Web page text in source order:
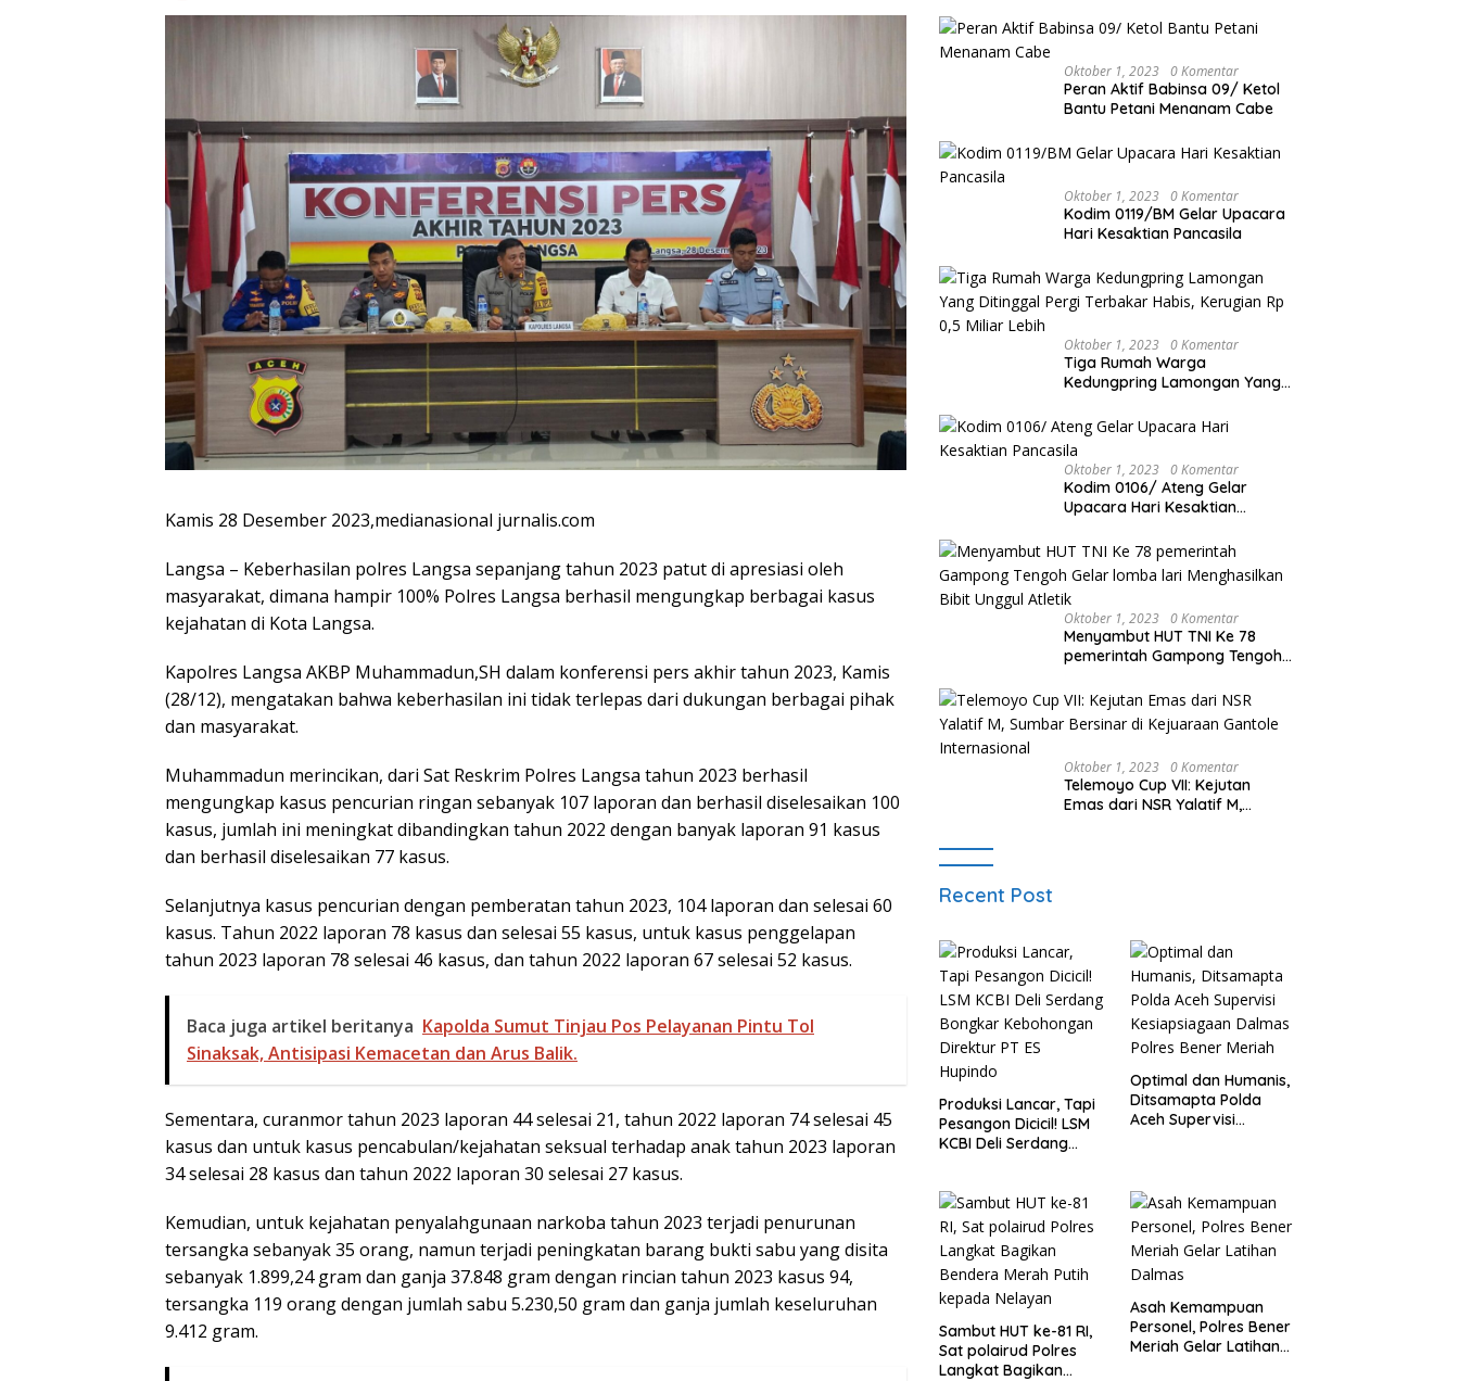
Kamis 28 Desember 2023,medianasional jurnalis.com
Langsa – Keberhasilan polres Langsa sepanjang tahun 2023 patut di apresiasi oleh
masyarakat, dimana hampir 100% Polres Langsa berhasil mengungkap berbagai kasus
kejahatan di Kota Langsa.
Kapolres Langsa AKBP Muhammadun,SH dalam konferensi pers akhir tahun 2023, Kamis
(28/12), mengatakan bahwa keberhasilan ini tidak terlepas dari dukungan berbagai pihak
dan masyarakat.
Muhammadun merincikan, dari Sat Reskrim Polres Langsa tahun 2023 berhasil
mengungkap kasus pencurian ringan sebanyak 107 laporan dan berhasil diselesaikan 100
kasus, jumlah ini meningkat dibandingkan tahun 2022 dengan banyak laporan 91 kasus
dan berhasil diselesaikan 77 kasus.
Selanjutnya kasus pencurian dengan pemberatan tahun 2023, 104 laporan dan selesai 60
kasus. Tahun 2022 laporan 78 kasus dan selesai 55 kasus, untuk kasus penggelapan
tahun 2023 laporan 78 selesai 46 kasus, dan tahun 2022 laporan 67 selesai 52 kasus.
Baca juga artikel beritanya Kapolda Sumut Tinjau Pos Pelayanan Pintu Tol
Sinaksak, Antisipasi Kemacetan dan Arus Balik.
Sementara, curanmor tahun 2023 laporan 44 selesai 21, tahun 2022 laporan 74 selesai 45
kasus dan untuk kasus pencabulan/kejahatan seksual terhadap anak tahun 2023 laporan
34 selesai 28 kasus dan tahun 2022 laporan 30 selesai 27 kasus.
Kemudian, untuk kejahatan penyalahgunaan narkoba tahun 2023 terjadi penurunan
tersangka sebanyak 35 orang, namun terjadi peningkatan barang bukti sabu yang disita
sebanyak 1.899,24 gram dan ganja 37.848 gram dengan rincian tahun 2023 kasus 94,
tersangka 119 orang dengan jumlah sabu 5.230,50 gram dan ganja jumlah keseluruhan
9.412 gram.
Oktober 1, 2023 0 Komentar
Peran Aktif Babinsa 09/ Ketol
Bantu Petani Menanam Cabe
Oktober 1, 2023 0 Komentar
Kodim 0119/BM Gelar Upacara
Hari Kesaktian Pancasila
Oktober 1, 2023 0 Komentar
Tiga Rumah Warga
Kedungpring Lamongan Yang
Kerugian Rp 0,5 Miliar Lebih
Oktober 1, 2023 0 Komentar
Kodim 0106/ Ateng Gelar
Upacara Hari Kesaktian
Oktober 1, 2023 0 Komentar
Menyambut HUT TNI Ke 78
pemerintah Gampong Tengoh
Bibit Unggul Atletik
Oktober 1, 2023 0 Komentar
Telemoyo Cup VII: Kejutan
Emas dari NSR Yalatif M,
Recent Post
Produksi Lancar, Tapi
Pesangon Dicicil! LSM
KCBI Deli Serdang
Hupindo
Optimal dan Humanis,
Ditsamapta Polda
Aceh Supervisi
Sambut HUT ke-81 RI,
Sat polairud Polres
Langkat Bagikan
Asah Kemampuan
Personel, Polres Bener
Meriah Gelar Latihan